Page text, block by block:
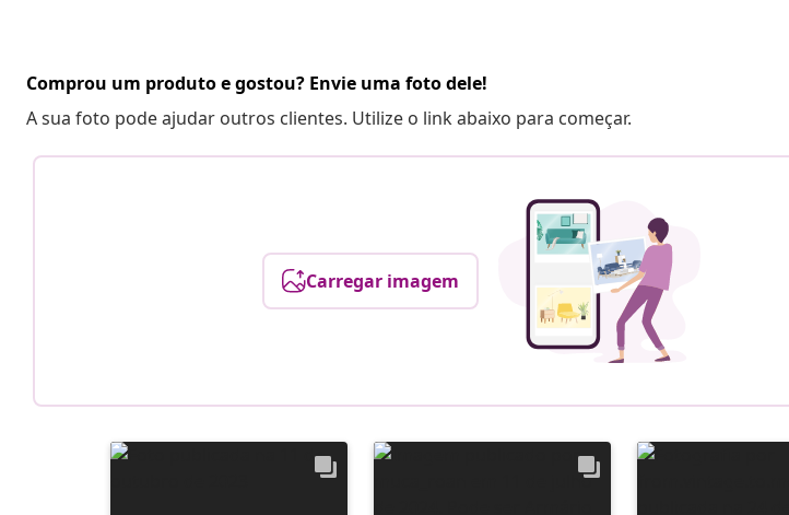
Comprou um produto e gostou? Envie uma foto dele!
A sua foto pode ajudar outros clientes. Utilize o link abaixo para começar.
Carregar imagem